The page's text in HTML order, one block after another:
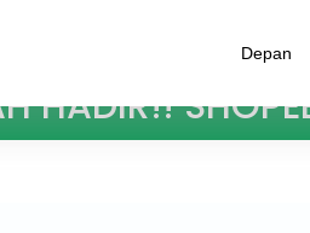
HADIR!!
Depan